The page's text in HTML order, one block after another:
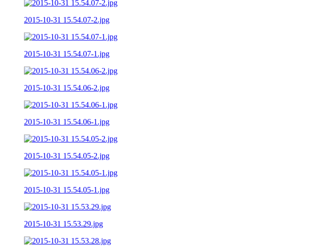
2015-10-31 15.54.07-2.jpg
2015-10-31 15.54.07-1.jpg
2015-10-31 15.54.06-2.jpg
2015-10-31 15.54.06-1.jpg
2015-10-31 15.54.05-2.jpg
2015-10-31 15.54.05-1.jpg
2015-10-31 15.53.29.jpg